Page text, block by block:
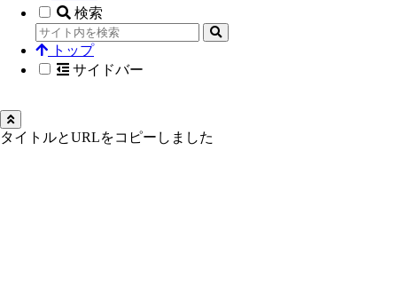
検索
トップ
サイドバー
タイトルとURLをコピーしました